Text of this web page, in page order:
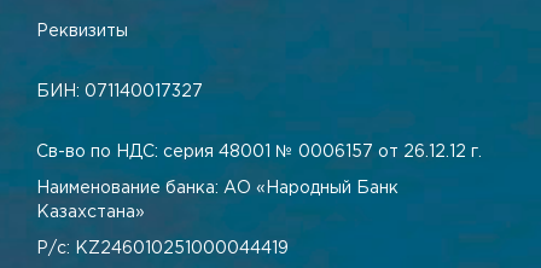
Реквизиты
БИН: 071140017327
Св-во по НДС: серия 48001 № 0006157 от 26.12.12 г.
Наименование банка: АО «Народный Банк
Казахстана»
Р/с: KZ246010251000044419